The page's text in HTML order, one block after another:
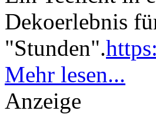
Dekoerlebnis
"Stunden".
Mehr lesen...
Anzeige